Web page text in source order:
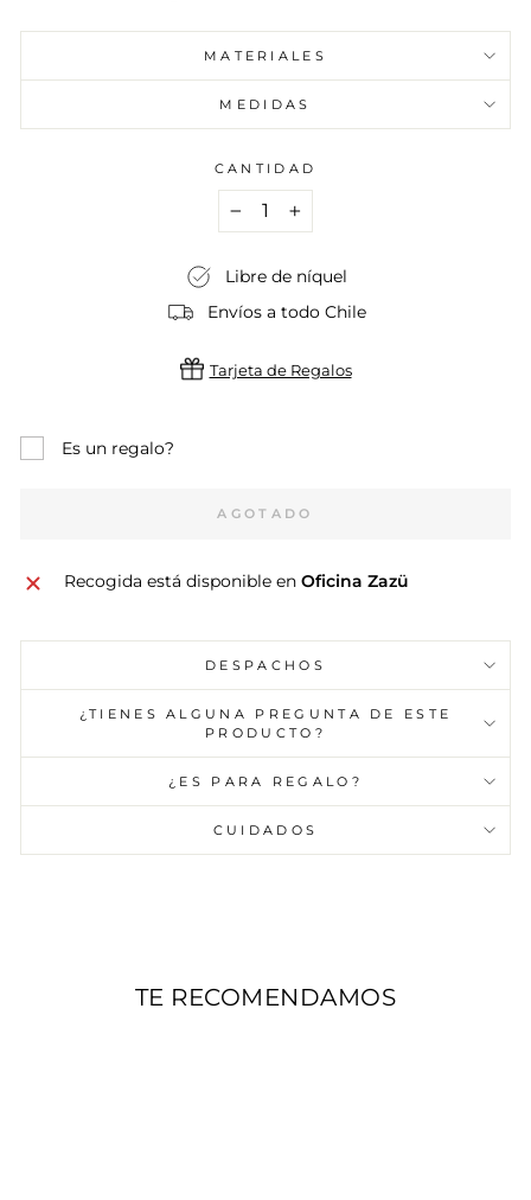
MATERIALES
MEDIDAS
CANTIDAD
Libre de níquel
Envíos a todo Chile
Tarjeta de Regalos
Es un regalo?
AGOTADO
Recogida está disponible en Oficina Zazü
DESPACHOS
¿TIENES ALGUNA PREGUNTA DE ESTE
PRODUCTO?
¿ES PARA REGALO?
CUIDADOS
TE RECOMENDAMOS